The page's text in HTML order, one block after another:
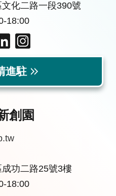
化二路一段390號
18:00
進駐
創園
功二路25號3樓
18:00